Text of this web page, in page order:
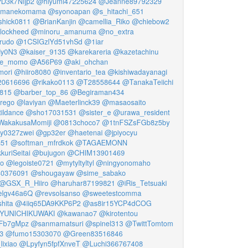
@syonoapan @s_hitachi_651
@BrianKanjin @camellia_Riko @chiebow2
@minoru_amanuma @no_extra
@1CSIGzlYd51vhSd @1iar
@kaiser_9135 @karekareria @kazetachinu
@A56P69 @aki_ohchan
@hiiro8080 @inventario_tea @kishiwadayanagi
@rikako0113 @T28558644 @TanakaTeiichi
@barber_top_86 @Begiraman434
@laviyan @Maeterlinck39 @masaosaito
@sho17031531 @sister_e @urawa_resident
@0813choco7 @1tnFSZsFGb8z5by
@gp32er @haetenai @jpiyocyu
@softman_mfrdkok @TAGAEMONN
@bujugon @CHIM13901469
@legoiste0721 @mytyltyltyl @ningyonomaho
@shougayaw @sime_sabako
@haruhar87199821 @iRis_Tetsuaki
@revsolsanso @sweetestcomma
@4iiq65DA9KKP6P2 @as8ir15YCP4dCOG
@kawanao7 @kirotentou
@sanmamatsuri @spinel313 @TwittTomtom
@fumo15303070 @Green83516846
@Lpyfyn5fpfXnveT @Luchi366767408